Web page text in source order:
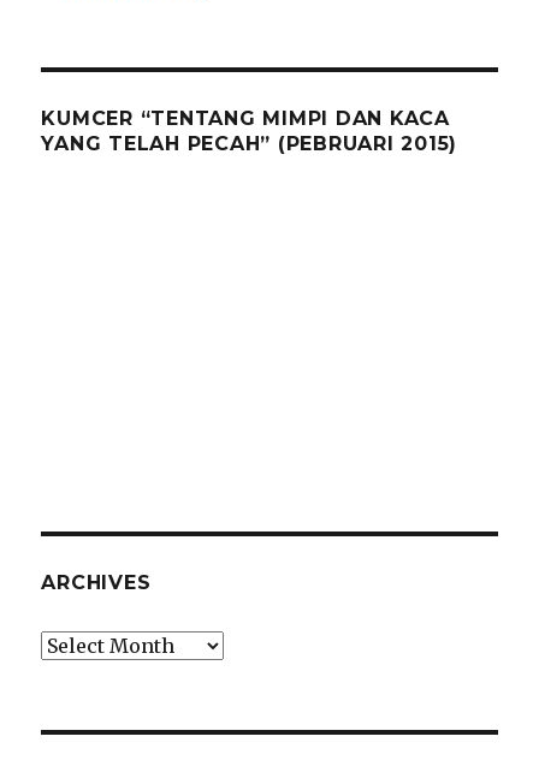
KUMCER “TENTANG MIMPI DAN KACA
YANG TELAH PECAH” (PEBRUARI 2015)
ARCHIVES
Archives